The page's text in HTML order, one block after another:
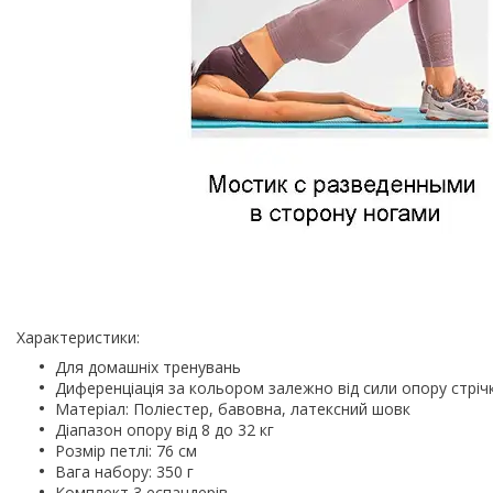
Характеристики:
Для домашніх тренувань
Диференціація за кольором залежно від сили опору
Матеріал: Поліестер, бавовна, латексний шовк
Діапазон опору від 8 до 32 кг
Розмір петлі: 76 см
Вага набору: 350 г